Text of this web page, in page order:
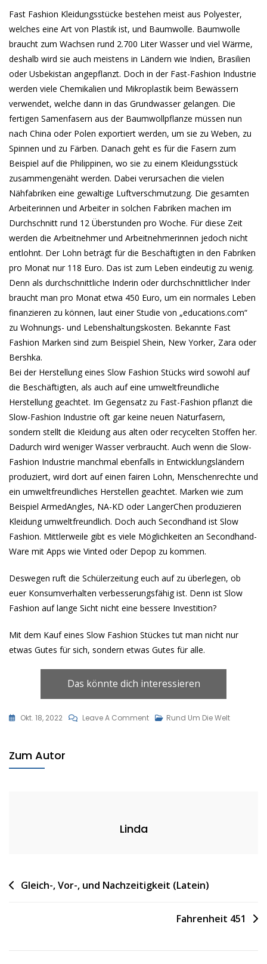
Fast Fashion Kleidungsstücke bestehen meist aus Polyester,
welches eine Art von Plastik ist, und Baumwolle. Baumwolle
braucht zum Wachsen rund 2.700 Liter Wasser und viel Wärme,
deshalb wird sie auch meistens in Ländern wie Indien, Brasilien
oder Usbekistan angepflanzt. Doch in der Fast-Fashion Industrie
werden viele Chemikalien und Mikroplastik beim Bewässern
verwendet, welche dann in das Grundwasser gelangen. Die
fertigen Samenfasern aus der Baumwollpflanze müssen nun
nach China oder Polen exportiert werden, um sie zu Weben, zu
Spinnen und zu Färben. Danach geht es für die Fasern zum
Beispiel auf die Philippinen, wo sie zu einem Kleidungsstück
zusammengenäht werden. Dabei verursachen die vielen
Nähfabriken eine gewaltige Luftverschmutzung. Die gesamten
Arbeiterinnen und Arbeiter in solchen Fabriken machen im
Durchschnitt rund 12 Überstunden pro Woche. Für diese Zeit
werden die Arbeitnehmer und Arbeitnehmerinnen jedoch nicht
entlohnt. Der Lohn beträgt für die Beschäftigten in den Fabriken
pro Monat nur 118 Euro. Das ist zum Leben eindeutig zu wenig.
Denn als durchschnittliche Inderin oder durchschnittlicher Inder
braucht man pro Monat etwa 450 Euro, um ein normales Leben
finanzieren zu können, laut einer Studie von „educations.com“
zu Wohnungs- und Lebenshaltungskosten. Bekannte Fast
Fashion Marken sind zum Beispiel Shein, New Yorker, Zara oder
Bershka.
Bei der Herstellung eines Slow Fashion Stücks wird sowohl auf
die Beschäftigten, als auch auf eine umweltfreundliche
Herstellung geachtet. Im Gegensatz zu Fast-Fashion pflanzt die
Slow-Fashion Industrie oft gar keine neuen Naturfasern,
sondern stellt die Kleidung aus alten oder recycelten Stoffen her.
Dadurch wird weniger Wasser verbraucht. Auch wenn die Slow-
Fashion Industrie manchmal ebenfalls in Entwicklungsländern
produziert, wird dort auf einen fairen Lohn, Menschenrechte und
ein umweltfreundliches Herstellen geachtet. Marken wie zum
Beispiel ArmedAngles, NA-KD oder LangerChen produzieren
Kleidung umweltfreundlich. Doch auch Secondhand ist Slow
Fashion. Mittlerweile gibt es viele Möglichkeiten an Secondhand-
Ware mit Apps wie Vinted oder Depop zu kommen.
Deswegen ruft die Schülerzeitung euch auf zu überlegen, ob
euer Konsumverhalten verbesserungsfähig ist. Denn ist Slow
Fashion auf lange Sicht nicht eine bessere Investition?
Mit dem Kauf eines Slow Fashion Stückes tut man nicht nur
etwas Gutes für sich, sondern etwas Gutes für alle.
Das könnte dich interessieren
Okt. 18, 2022 Leave A CommentOn
Rund Um Die Welt
Zum Autor
Linda
Beitragsnavigation
Gleich-, Vor-, und Nachzeitigkeit (Latein)
Fahrenheit 451